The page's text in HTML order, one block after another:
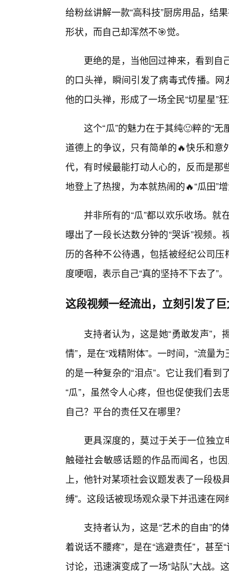
给粉丝讲解一款“高科技”厨房用品，结
形状，而自己却浑然不🎯觉。
更绝的是，当他回过神来，看到自
的口头禅，瞬间引发了病毒式传播。
他的口头禅，形成了一场全民“切星星”
这个“瓜”的魅力在于其纯🙂粹的“
道德上的争议，只有简单的🔥快乐和
代，有时候最能打动人心的，反而是
地登上了热搜，为本就热闹的🔥“瓜田”
并非所有的“瓜”都以欢乐收场。
曝出了一段长达数分钟的“哭诉”视频
历的各种不公待遇，包括被经纪公司
度哽咽，表示自己“真的坚持不下去了”。
这段视频一经流出，立刻引发了
支持者认为，这是她“勇敢发声”，
情”，是在“戏精附体”。一时间，“流量
的是一种复杂的“泪点”。它让我们看
“瓜”，虽然令人心疼，但也促使我们
自己？平台的责任又在哪里？
更具深度的，莫过于关于一位独立
触碰社会敏感话题的作品而闻名，也
上，他针对某项社会议题发表了一段极
缚”。这段话被现场观众录下并迅速在
支持者认为，这是“艺术的自由”的
着说话不腰疼”，是在“逃避责任”，甚至
讨论，迅速演变成了一场“站队”大战。